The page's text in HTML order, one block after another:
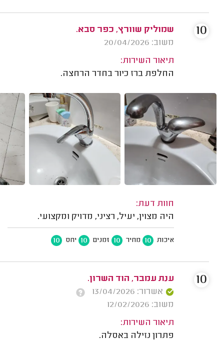
שמוליק שוורץ, כפר סבא.
משוב: 20/04/2026
תיאור השירות:
החלפת ברז כיור בחדר הרחצה.
חוות דעת:
היה מצוין, יעיל, רציני, מדויק ומקצועי.
איכות 10 מחיר 10 זמנים 10 יחס 10
10
ענת עמבר, הוד השרון.
אשרור: 13/04/2026
משוב: 12/02/2026
תיאור השירות:
פתרון נזילה באסלה.
10